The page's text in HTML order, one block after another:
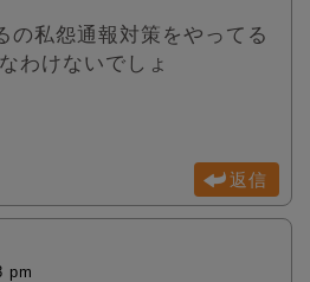
の私怨通報対策をやってる
わけないでしょ
返信
pm